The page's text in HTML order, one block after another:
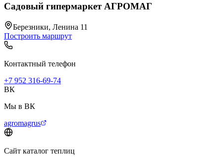
Садовый гипермаркет АГРОМАГ
Березники, Ленина 11
Построить маршрут
Контактный телефон
+7 952 316-69-74
ВК
Мы в ВК
agromagrus
Сайт каталог теплиц